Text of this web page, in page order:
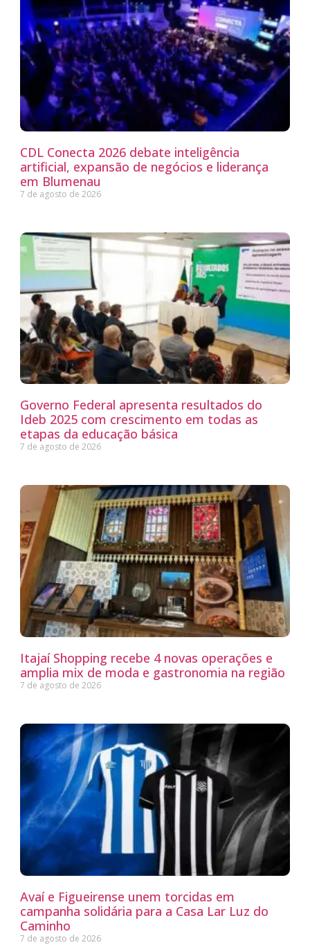
CDL Conecta 2026 debate inteligência
artificial, expansão de negócios e liderança
em Blumenau
7 de agosto de 2026
Governo Federal apresenta resultados do
Ideb 2025 com crescimento em todas as
etapas da educação básica
7 de agosto de 2026
Itajaí Shopping recebe 4 novas operações e
amplia mix de moda e gastronomia na região
7 de agosto de 2026
Avaí e Figueirense unem torcidas em
campanha solidária para a Casa Lar Luz do
Caminho
7 de agosto de 2026